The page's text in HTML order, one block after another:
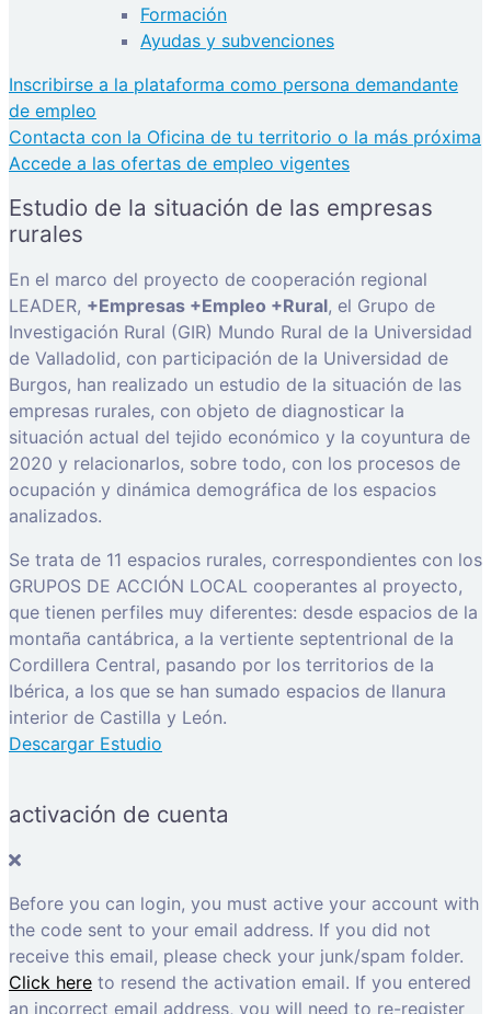
Formación
Ayudas y subvenciones
Inscribirse a la plataforma como persona demandante
de empleo
Contacta con la Oficina de tu territorio o la más próxima
Accede a las ofertas de empleo vigentes
Estudio de la situación de las empresas
rurales
En el marco del proyecto de cooperación regional
LEADER, +Empresas +Empleo +Rural, el Grupo de
Investigación Rural (GIR) Mundo Rural de la Universidad
de Valladolid, con participación de la Universidad de
Burgos, han realizado un estudio de la situación de las
empresas rurales, con objeto de diagnosticar la
situación actual del tejido económico y la coyuntura de
2020 y relacionarlos, sobre todo, con los procesos de
ocupación y dinámica demográfica de los espacios
analizados.
Se trata de 11 espacios rurales, correspondientes con los
GRUPOS DE ACCIÓN LOCAL cooperantes al proyecto,
que tienen perfiles muy diferentes: desde espacios de la
montaña cantábrica, a la vertiente septentrional de la
Cordillera Central, pasando por los territorios de la
Ibérica, a los que se han sumado espacios de llanura
interior de Castilla y León.
Descargar Estudio
activación de cuenta
Before you can login, you must active your account with
the code sent to your email address. If you did not
receive this email, please check your junk/spam folder.
Click here to resend the activation email. If you entered
an incorrect email address, you will need to re-register